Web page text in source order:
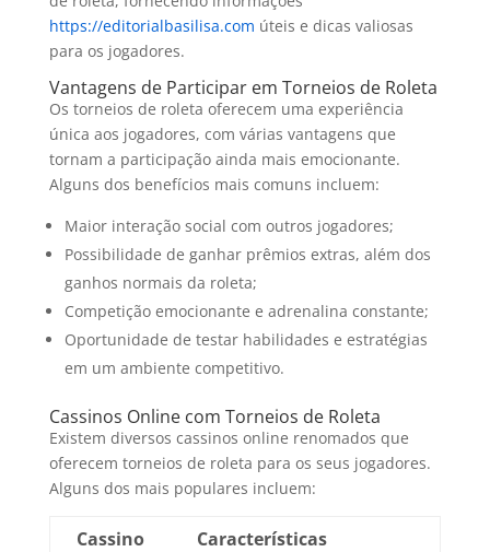
https://editorialbasilisa.com úteis e dicas valiosas
para os jogadores.
Vantagens de Participar em Torneios de Roleta
Os torneios de roleta oferecem uma experiência
única aos jogadores, com várias vantagens que
tornam a participação ainda mais emocionante.
Alguns dos benefícios mais comuns incluem:
Maior interação social com outros jogadores;
Possibilidade de ganhar prêmios extras, além dos
ganhos normais da roleta;
Competição emocionante e adrenalina constante;
Oportunidade de testar habilidades e estratégias
em um ambiente competitivo.
Cassinos Online com Torneios de Roleta
Existem diversos cassinos online renomados que
oferecem torneios de roleta para os seus jogadores.
Alguns dos mais populares incluem:
Cassino Características